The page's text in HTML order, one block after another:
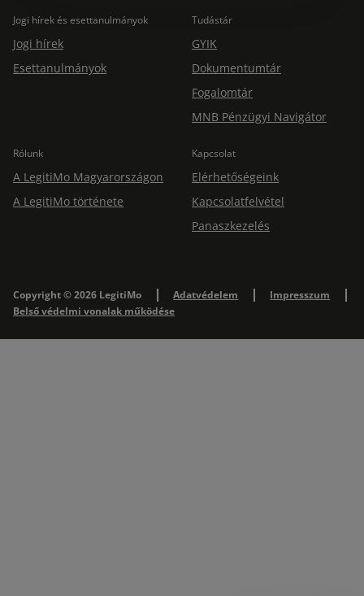
Jogi hírek és esettanulmányok
Jogi hírek
Esettanulmányok
Tudástár
GYIK
Dokumentumtár
Fogalomtár
MNB Pénzügyi Navigátor
Rólunk
A LegitiMo Magyarországon
A LegitiMo története
Kapcsolat
Elérhetőségeink
Kapcsolatfelvétel
Panaszkezelés
Copyright © 2026 LegitiMo Adatvédelem
Impresszum
Belső védelmi vonalak működése